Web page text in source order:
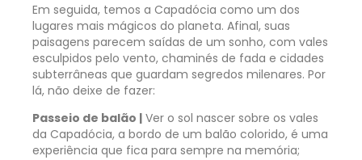
Em seguida, temos a Capadócia como um dos
lugares mais mágicos do planeta. Afinal, suas
paisagens parecem saídas de um sonho, com vales
esculpidos pelo vento, chaminés de fada e cidades
subterrâneas que guardam segredos milenares. Por
lá, não deixe de fazer:
Passeio de balão | Ver o sol nascer sobre os vales
da Capadócia, a bordo de um balão colorido, é uma
experiência que fica para sempre na memória;